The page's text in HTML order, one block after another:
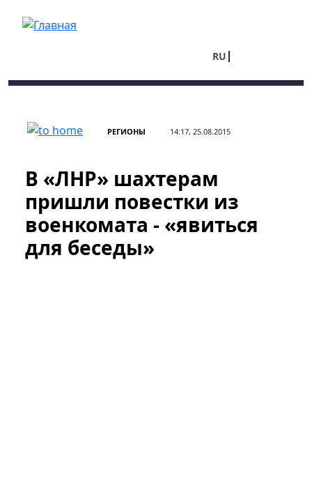
RU
РЕГИОНЫ 14:17, 25.08.2015
В «ЛНР» шахтерам
пришли повестки из
военкомата - «явиться
для беседы»